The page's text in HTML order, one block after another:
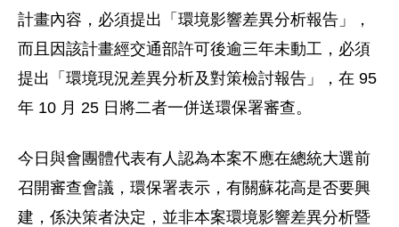
計畫內容，必須提出「環境影響差異分析報告」，
而且因該計畫經交通部許可後逾三年未動工，必須
提出「環境現況差異分析及對策檢討報告」，在 95
年 10 月 25 日將二者一併送環保署審查。
今日與會團體代表有人認為本案不應在總統大選前
召開審查會議，環保署表示，有關蘇花高是否要興
建，係決策者決定，並非本案環境影響差異分析暨